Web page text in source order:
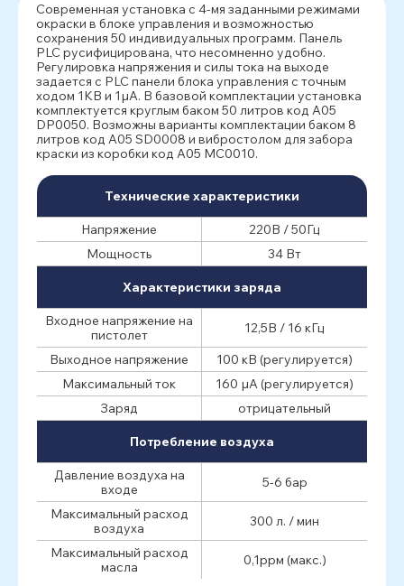
Современная установка с 4-мя заданными режимами
окраски в блоке управления и возможностью
сохранения 50 индивидуальных программ. Панель
PLC русифицирована, что несомненно удобно.
Регулировка напряжения и силы тока на выходе
задается с PLC панели блока управления с точным
ходом 1КВ и 1µА. В базовой комплектации установка
комплектуется круглым баком 50 литров код A05
DP0050. Возможны варианты комплектации баком 8
литров код A05 SD0008 и вибростолом для забора
краски из коробки код A05 MC0010.
Технические характеристики
Напряжение
220В / 50Гц
Мощность
34 Вт
Характеристики заряда
Входное напряжение на
пистолет
12,5В / 16 кГц
Выходное напряжение
100 кВ (регулируется)
Максимальный ток
160 µА (регулируется)
Заряд
отрицательный
Потребление воздуха
Давление воздуха на
входе
5-6 бар
Максимальный расход
воздуха
300 л. / мин
Максимальный расход
масла
0,1ррм (макс.)